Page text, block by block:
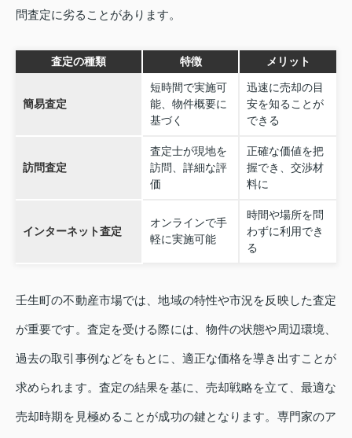
問査定に劣ることがあります。
査定の種類 特徴 メリット
簡易査定
短時間で実施可
能、物件概要に
基づく
迅速に売却の目
安を知ることが
できる
訪問査定
査定士が現地を
訪問、詳細な評
価
正確な価値を把
握でき、交渉材
料に
インターネット査定
オンラインで手
軽に実施可能
時間や場所を問
わずに利用でき
る
壬生町の不動産市場では、地域の特性や市況を反映した査定
が重要です。査定を受ける際には、物件の状態や周辺環境、
過去の取引事例などをもとに、適正な価格を導き出すことが
求められます。査定の結果を基に、売却戦略を立て、最適な
売却時期を見極めることが成功の鍵となります。専門家のア